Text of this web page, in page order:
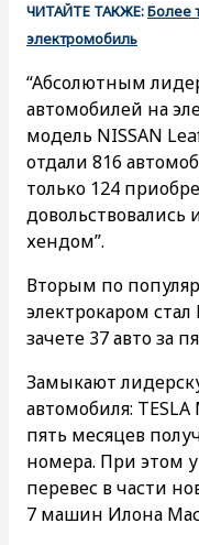
ЧИТАЙТЕ ТАКЖЕ:Более
электромобиль
“Абсолютным
автомобилей на
модель NISSAN
отдали 816
только 124
хендом”.
Вторым по
электрокаром стал
зачете 37 авто за
Замыкают
автомобиля:
пять месяцев
номера. При этом
перевес в части
7 машин Илона